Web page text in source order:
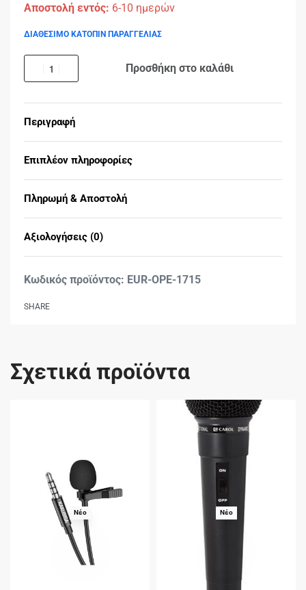
Αποστολή εντός: 6-10 ημερών
ΔΙΑΘΕΣΙΜΟ ΚΑΤΟΠΙΝ ΠΑΡΑΓΓΕΛΙΑΣ
Προσθήκη στο καλάθι
Περιγραφή
Επιπλέον πληροφορίες
Πληρωμή & Αποστολή
Αξιολογήσεις (0)
EUR-OPE-1715
SHARE
Σχετικά προϊόντα
Νέο Νέο